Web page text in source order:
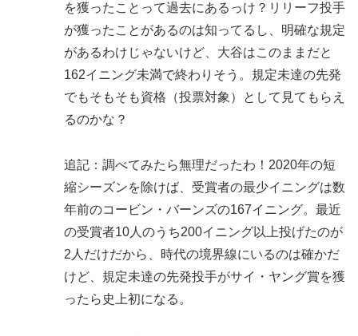
を獲ったことって過去にあるっけ？リリーフ投手
が獲ったことがあるのは知ってるし、明確な規定
があるわけじゃないけど、大谷はこのままだと
162イニング未満で終わりそう。規定未達の先発
でもそもそも資格（投票対象）として見てもらえ
るのかな？
追記：調べてみたら無理だったわ！2020年の短
縮シーズンを除けば、受賞者の最少イニングは数
年前のコービン・バーンズの167イニング。最近
の受賞者10人のうち200イニング以上投げたのが
2人だけだから、時代の境界線にいるのは確かだ
けど、規定未達の先発投手がサイ・ヤング賞を獲
ったら史上初になる。